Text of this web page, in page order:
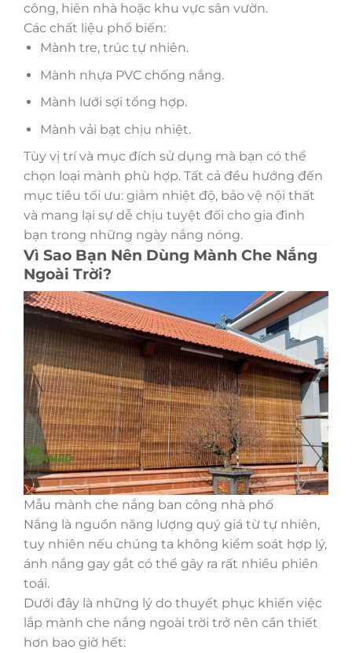
công, hiên nhà hoặc khu vực sân vườn.
Các chất liệu phổ biến:
Mành tre, trúc tự nhiên.
Mành nhựa PVC chống nắng.
Mành lưới sợi tổng hợp.
Mành vải bạt chịu nhiệt.
Tùy vị trí và mục đích sử dụng mà bạn có thể
chọn loại mành phù hợp. Tất cả đều hướng đến
mục tiêu tối ưu: giảm nhiệt độ, bảo vệ nội thất
và mang lại sự dễ chịu tuyệt đối cho gia đình
bạn trong những ngày nắng nóng.
Vì Sao Bạn Nên Dùng Mành Che Nắng
Ngoài Trời?
Mẫu mành che nắng ban công nhà phố
Nắng là nguồn năng lượng quý giá từ tự nhiên,
tuy nhiên nếu chúng ta không kiểm soát hợp lý,
ánh nắng gay gắt có thể gây ra rất nhiều phiền
toái.
Dưới đây là những lý do thuyết phục khiến việc
lắp mành che nắng ngoài trời trở nên cần thiết
hơn bao giờ hết: